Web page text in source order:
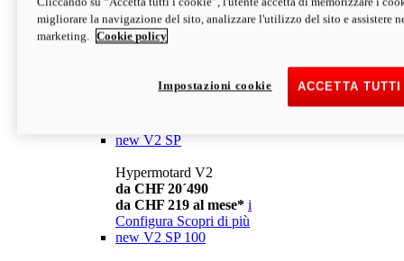
da CHF 13´990
Configura Scopri di più
newV2
da CHF 15´990
new V2 SP
Hypermotard V2
da CHF 20´490
da CHF 219 al mese* i
Configura Scopri di più
new V2 SP 100
migliorare la navigazione del sito, analizzare l'utilizzo del sito e assistere
marketing.
Cookie policy
ACCETTA
Impostazioni cookie